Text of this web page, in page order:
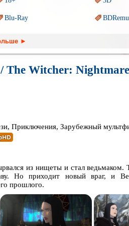
Blu-Ray
Аниме
Индийское кино
Пеплум
Про
Про гангстеров Про
Про драконов Про
Про корабли и подводные
Про
►
Witcher:
Приключения, Зарубежный
из нищеты и стал ведьмаком.
Но приходит новый враг, и
прошлого.